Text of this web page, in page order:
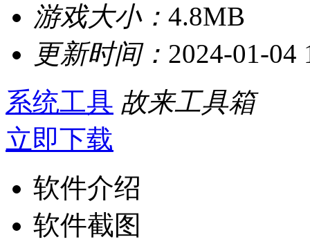
游戏大小： 4.8MB
更新时间： 2024-01-04
系统工具 故来工具箱
立即下载
软件介绍
软件截图